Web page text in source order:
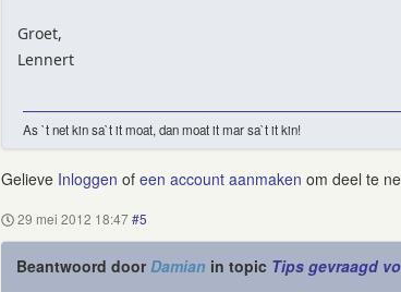
Groet,
Lennert
As `t net kin sa`t it moat, dan moat it mar sa`t it kin!
Gelieve Inloggen of een account aanmaken om deel te
29 mei 2012 18:47 #5
Beantwoord doorDamian in topic Tips gevraagd